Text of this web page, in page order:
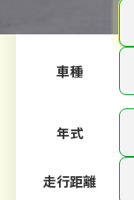
車種
年式
走行距離